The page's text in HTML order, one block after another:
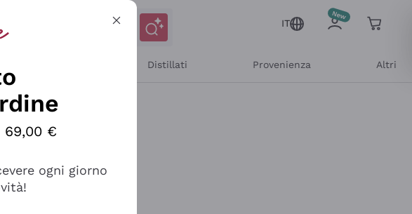
IT
Distillati Provenienza Altri
€
ogni giorno